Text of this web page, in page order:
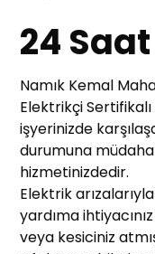
24
Namık Kemal
Elektrikçi Sertifikalı
işyerinizde
durumuna
hizmetinizdedir.
Elektrik
yardıma
veya kesiciniz